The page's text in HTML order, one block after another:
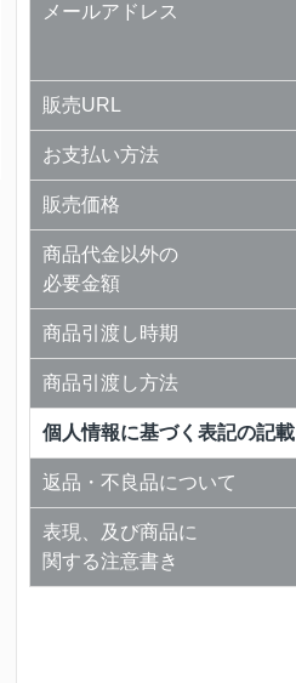
メールアドレス
販売URL
お支払い方法
販売価格
商品代金以外の
必要金額
商品引渡し時期
商品引渡し方法
個人情報に基づく表記の記載
返品・不良品について
表現、及び商品に
関する注意書き